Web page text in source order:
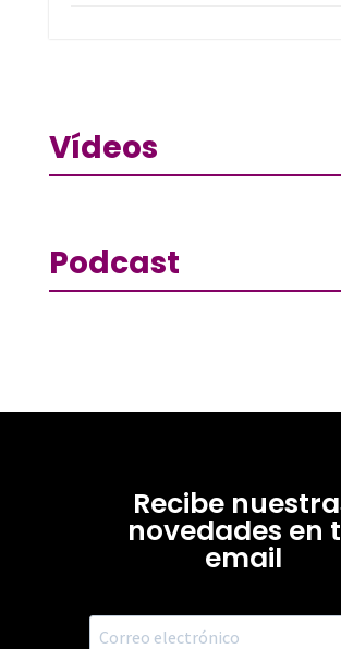
Vídeos
Podcast
Recibe
novedades en
email